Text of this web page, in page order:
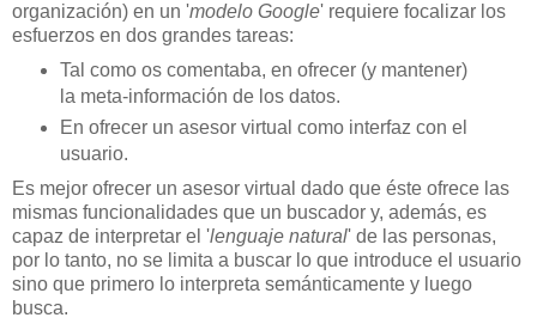
organización) en un 'modelo Google' requiere focalizar los
esfuerzos en dos grandes tareas:
Tal como os comentaba, en ofrecer (y mantener)
la meta-información de los datos.
En ofrecer un asesor virtual como interfaz con el
usuario.
Es mejor ofrecer un asesor virtual dado que éste ofrece las
mismas funcionalidades que un buscador y, además, es
capaz de interpretar el 'lenguaje natural' de las personas,
por lo tanto, no se limita a buscar lo que introduce el usuario
sino que primero lo interpreta semánticamente y luego
busca.